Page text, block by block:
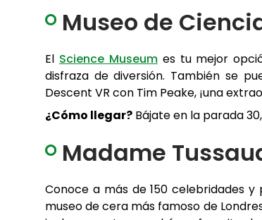
Museo de
El Science Museumes tu mejor
disfraza de diversión. También se
Descent VR con Tim Peake, ¡una
¿Cómo llegar? Bájate en la parada
Madame
Conoce a más de 150 celebridades
museo de cera más famoso de